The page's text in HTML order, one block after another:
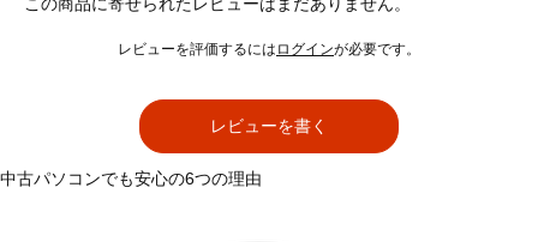
レビューを評価するには ログインが必要です。
レビューを書く
中古パソコンでも安心の6つの理由